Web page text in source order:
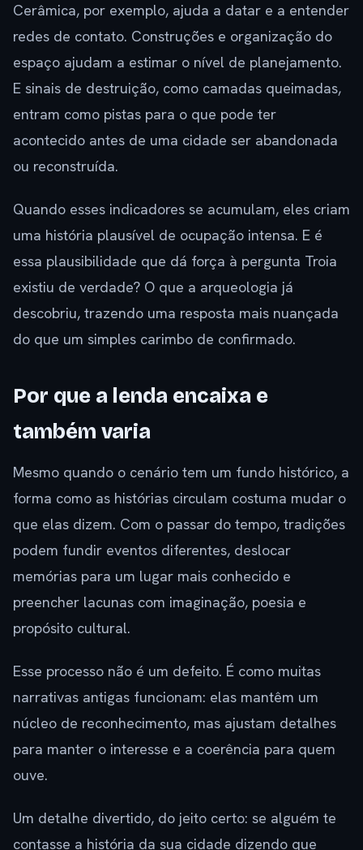
Cerâmica, por exemplo, ajuda a datar e a entender
redes de contato. Construções e organização do
espaço ajudam a estimar o nível de planejamento.
E sinais de destruição, como camadas queimadas,
entram como pistas para o que pode ter
acontecido antes de uma cidade ser abandonada
ou reconstruída.
Quando esses indicadores se acumulam, eles criam
uma história plausível de ocupação intensa. E é
essa plausibilidade que dá força à pergunta Troia
existiu de verdade? O que a arqueologia já
descobriu, trazendo uma resposta mais nuançada
do que um simples carimbo de confirmado.
Por que a lenda encaixa e
também varia
Mesmo quando o cenário tem um fundo histórico, a
forma como as histórias circulam costuma mudar o
que elas dizem. Com o passar do tempo, tradições
podem fundir eventos diferentes, deslocar
memórias para um lugar mais conhecido e
preencher lacunas com imaginação, poesia e
propósito cultural.
Esse processo não é um defeito. É como muitas
narrativas antigas funcionam: elas mantêm um
núcleo de reconhecimento, mas ajustam detalhes
para manter o interesse e a coerência para quem
ouve.
Um detalhe divertido, do jeito certo: se alguém te
contasse a história da sua cidade dizendo que